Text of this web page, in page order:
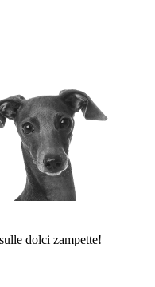
dolci zampette!